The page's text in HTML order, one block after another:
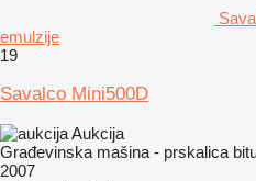
emulzije
19
Savalco Mini500D
Aukcija
Građevinska mašina - prskalica
2007